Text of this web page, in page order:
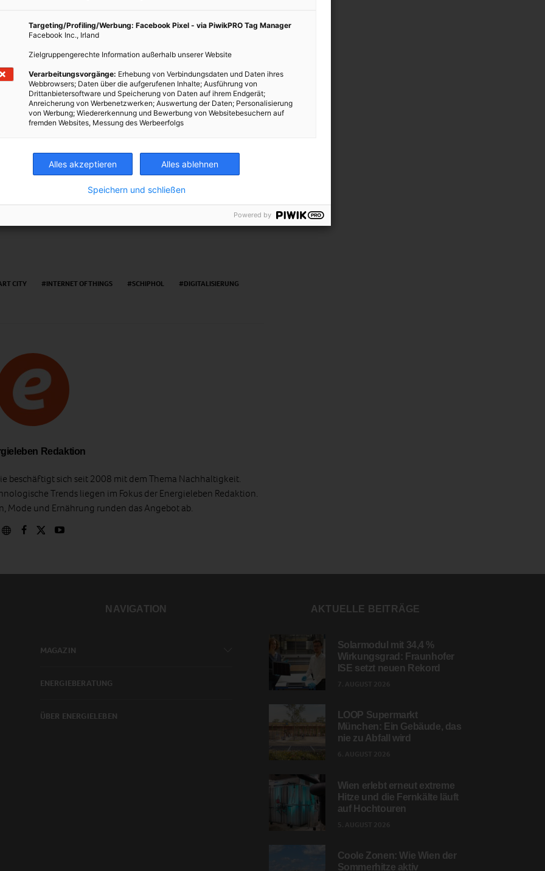
über nützliche Entwicklungen und Gadgets, die Strom
der Umwelt etwas Gutes zu tun. Mit folgenden Links
Artikel in diesem Themenbereich für Einsteiger bis zu Profis.
TWEET
CITY INTERNET OF THINGS SCHIPHOL DIGITALISIERUNG
Redaktion
beschäftigt sich seit 2008 mit dem Thema Nachhaltigkeit.
Trends liegen im Fokus der Energieleben Redaktion.
Mode und Ernährung runden das Angebot ab.
NAVIGATION
MAGAZIN
ENERGIEBERATUNG
ÜBER ENERGIELEBEN
AKTUELLE BEITRÄGE
Solarmodul mit 34,4 %
Wirkungsgrad: Fraunhofer
ISE setzt neuen Rekord
LOOP Supermarkt
München: Ein Gebäude, das
nie zu Abfall wird
Wien erlebt erneut extreme
Hitze und die Fernkälte läuft
auf Hochtouren
Coole Zonen: Wie Wien der
Sommerhitze aktiv
Targeting/Profiling/Werbung: Facebook Pixel - via PiwikPRO Tag Manager
Facebook Inc., Irland
Zielgruppengerechte Information außerhalb unserer Website
Verarbeitungsvorgänge: Erhebung von Verbindungsdaten und Daten ihres
Webbrowsers; Daten über die aufgerufenen Inhalte; Ausführung von
Drittanbietersoftware und Speicherung von Daten auf ihrem Endgerät;
Anreicherung von Werbenetzwerken; Auswertung der Daten; Personalisierung
von Werbung; Wiedererkennung und Bewerbung von Websitebesuchern auf
fremden Websites, Messung des Werbeerfolgs
Alles akzeptieren Alles ablehnen
Speichern und schließen
Powered by